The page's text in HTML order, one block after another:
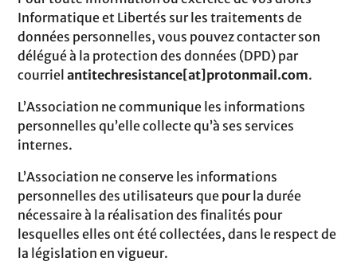
Informatique et Libertés sur les traitements de
données personnelles, vous pouvez contacter son
délégué à la protection des données (DPD) par
courrielantitechresistance[at]protonmail.com.
L’Association ne communique les informations
personnelles qu’elle collecte qu’à ses services
internes.
L’Association ne conserve les informations
personnelles des utilisateurs que pour la durée
nécessaire à la réalisation des finalités pour
lesquelles elles ont été collectées, dans le respect de
la législation en vigueur.